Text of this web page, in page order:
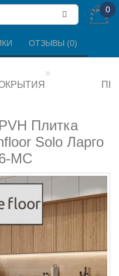
0
Плитка
Solo Ларго
MC
ОТЗЫВЫ (0)